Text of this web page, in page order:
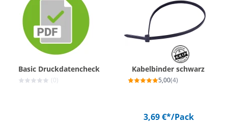
Basic Druckdatencheck
(0)
Kabelbinder schwarz
5,00(4)
3,69 €*/Pack